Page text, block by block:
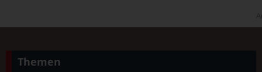
Themen